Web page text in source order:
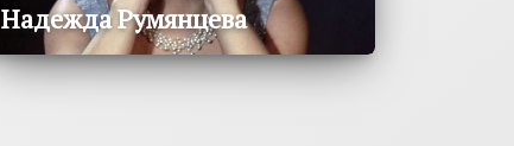
Надежда Румянцева